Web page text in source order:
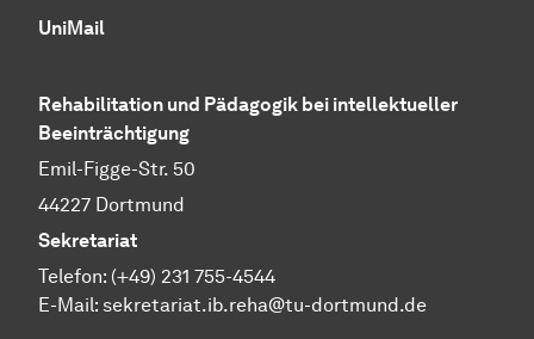
UniMail
Rehabilitation und Pädagogik bei intellektueller
Beeinträchtigung
Emil-Figge-Str. 50
44227 Dortmund
Sekretariat
Telefon: (+49) 231 755-4544
E-Mail: sekretariat.ib.reha@tu-dortmund.de